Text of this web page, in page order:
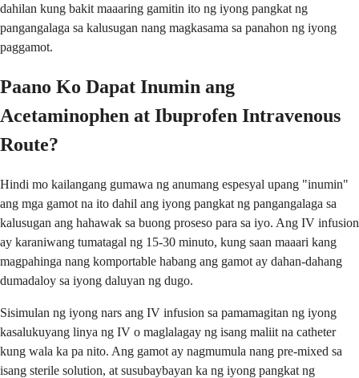
dahilan kung bakit maaaring gamitin ito ng iyong pangkat ng
pangangalaga sa kalusugan nang magkasama sa panahon ng iyong
paggamot.
Paano Ko Dapat Inumin ang
Acetaminophen at Ibuprofen Intravenous
Route?
Hindi mo kailangang gumawa ng anumang espesyal upang "inumin"
ang mga gamot na ito dahil ang iyong pangkat ng pangangalaga sa
kalusugan ang hahawak sa buong proseso para sa iyo. Ang IV infusion
ay karaniwang tumatagal ng 15-30 minuto, kung saan maaari kang
magpahinga nang komportable habang ang gamot ay dahan-dahang
dumadaloy sa iyong daluyan ng dugo.
Sisimulan ng iyong nars ang IV infusion sa pamamagitan ng iyong
kasalukuyang linya ng IV o maglalagay ng isang maliit na catheter
kung wala ka pa nito. Ang gamot ay nagmumula nang pre-mixed sa
isang sterile solution, at susubaybayan ka ng iyong pangkat ng